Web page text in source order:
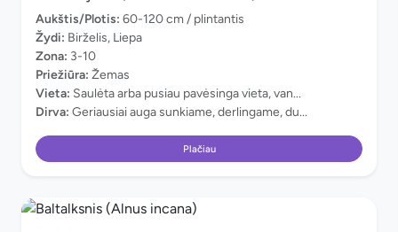
Aukštis/Plotis: 60-120 cm / plintantis
Žydi: Birželis, Liepa
Zona: 3-10
Priežiūra: Žemas
Vieta: Saulėta arba pusiau pavėsinga vieta, van...
Dirva: Geriausiai auga sunkiame, derlingame, du...
Plačiau